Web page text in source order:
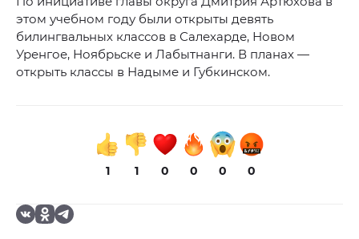
этом учебном году были открыты девять
билингвальных классов в Салехарде, Новом
Уренгое, Ноябрьске и Лабытнанги. В планах —
открыть классы в Надыме и Губкинском.
1 1 0 0 0 0